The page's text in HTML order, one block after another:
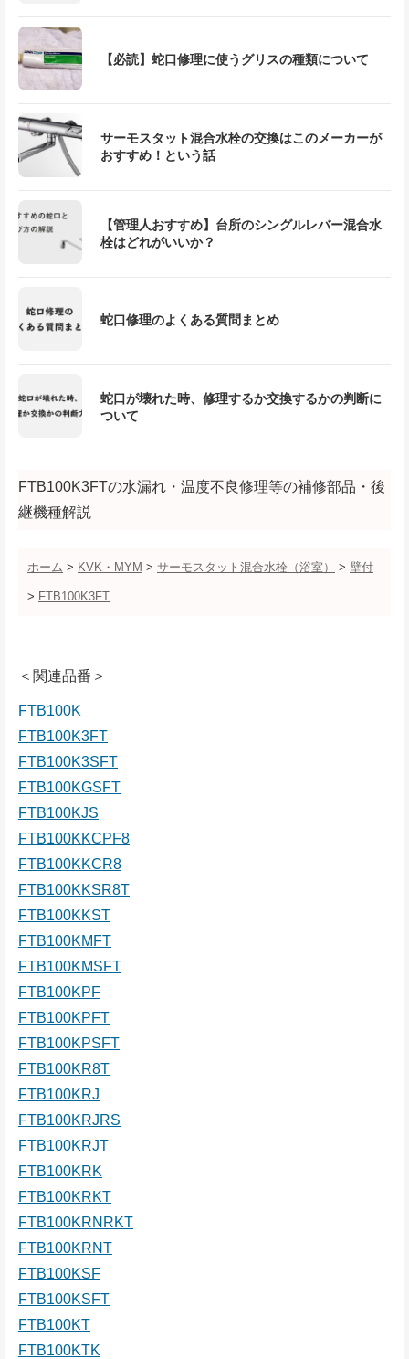
【必読】蛇口修理に使うグリスの種類について
サーモスタット混合水栓の交換はこのメーカーが
おすすめ！という話
【管理人おすすめ】台所のシングルレバー混合水
栓はどれがいいか？
蛇口修理のよくある質問まとめ
蛇口が壊れた時、修理するか交換するかの判断に
ついて
FTB100K3FTの水漏れ・温度不良修理等の補修部品・後
継機種解説
ホーム > KVK・MYM > サーモスタット混合水栓（浴室） > 壁付
> FTB100K3FT
＜関連品番＞
FTB100K
FTB100K3FT
FTB100K3SFT
FTB100KGSFT
FTB100KJS
FTB100KKCPF8
FTB100KKCR8
FTB100KKSR8T
FTB100KKST
FTB100KMFT
FTB100KMSFT
FTB100KPF
FTB100KPFT
FTB100KPSFT
FTB100KR8T
FTB100KRJ
FTB100KRJRS
FTB100KRJT
FTB100KRK
FTB100KRKT
FTB100KRNRKT
FTB100KRNT
FTB100KSF
FTB100KSFT
FTB100KT
FTB100KTK